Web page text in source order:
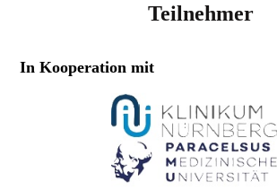
Teilnehmer
In Kooperation mit